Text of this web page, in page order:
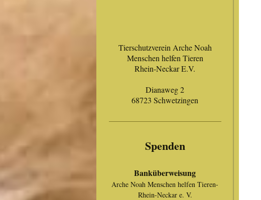
Tierschutzverein Arche Noah
Menschen helfen Tieren
Rhein-Neckar E.V.
Dianaweg 2
68723 Schwetzingen
Spenden
Banküberweisung
Arche Noah Menschen helfen Tieren-
Rhein-Neckar e. V.